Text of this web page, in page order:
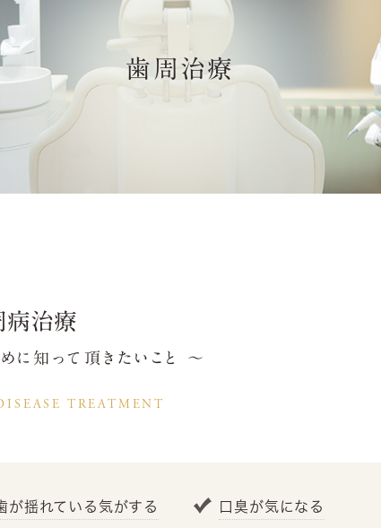
歯周治療
病治療
に知って頂きたいこと 〜
TREATMENT
が揺れている気がする 口臭が気になる